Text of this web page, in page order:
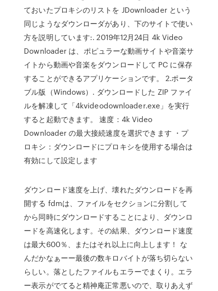
ておいたプロキシのリストを JDownloader という
同じようなダウンローダがあり、下のサイトで使い
方を説明しています:. 2019年12月24日 4k Video
Downloader は、ポピュラーな動画サイトや音楽サ
イトから動画や音楽をダウンロードして PC に保存
することができるアプリケーションです。 2.ポータ
ブル版（Windows）. ダウンロードした ZIP ファイ
ルを解凍して「4kvideodownloader.exe」を実行
すると起動できます。 速度：4k Video
Downloader の最大接続速度を選択できます ・プ
ロキシ：ダウンロードにプロキシを使用する場合は
有効にして設定します
ダウンロード速度を上げ、壊れたダウンロードを再
開する fdmは、ファイルをセクションに分割して
から同時にダウンロードすることにより、ダウンロ
ードを高速化します。その結果、ダウンロード速度
は最大600％、またはそれ以上に向上します！ な
んだかなぁーー最後の数キロバイトが落ち切らない
らしい。落としたファイルもエラーでまくり。エラ
ー表示がでてると精神庵正常悪いので、取りあえず